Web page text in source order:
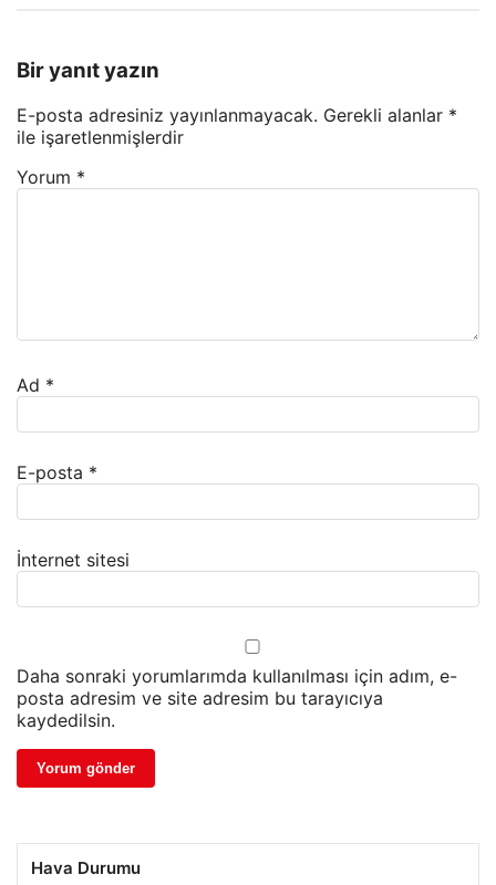
Bir yanıt yazın
E-posta adresiniz yayınlanmayacak. Gerekli alanlar *
ile işaretlenmişlerdir
Yorum *
Ad *
E-posta *
İnternet sitesi
Daha sonraki yorumlarımda kullanılması için adım, e-
posta adresim ve site adresim bu tarayıcıya
kaydedilsin.
Hava Durumu